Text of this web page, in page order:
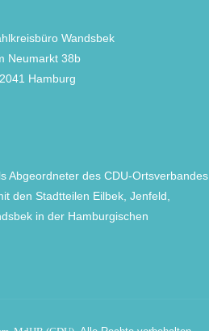
Wandsbek
Neumarkt 38b
Hamburg
Abgeordneter des CDU-Ortsverbandes
den Stadtteilen Eilbek, Jenfeld,
in der Hamburgischen